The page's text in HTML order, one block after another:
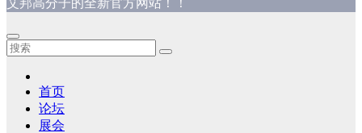
艾邦高分子的全新官方网站！！
首页
论坛
展会